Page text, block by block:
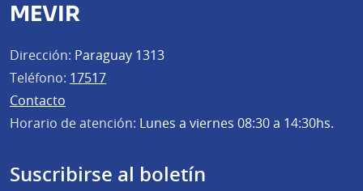
MEVIR
Dirección: Paraguay 1313
Teléfono: 17517
Contacto
Horario de atención: Lunes a viernes 08:30 a 14:30hs.
Suscribirse al boletín